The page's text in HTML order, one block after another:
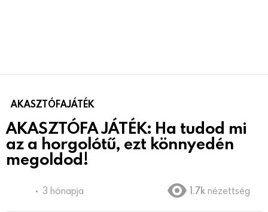
AKASZTÓFAJÁTÉK
AKASZTÓFA JÁTÉK: Ha tudod mi
az a horgolótű, ezt könnyedén
megoldod!
3 hónapja 1.7k nézettség